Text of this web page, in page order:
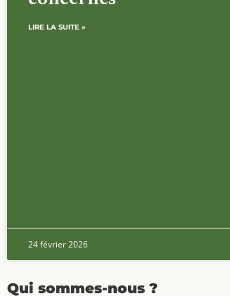
LIRE LA SUITE »
24 février 2026
Qui sommes-nous ?